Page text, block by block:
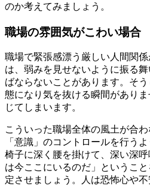
のか考えてみましょう。
職場の雰囲気がこわい場合
職場で緊張感漂う厳しい人間関
は、弱みを見せないように振る
ばならないことがあります。そ
態になり気を抜ける瞬間があり
じてしまいます。
こういった職場全体の風土が合
「意識」のコントロールを行う
椅子に深く腰を掛けて、深い深
は今ここにいるのだ」というこ
定させましょう。人は恐怖心や